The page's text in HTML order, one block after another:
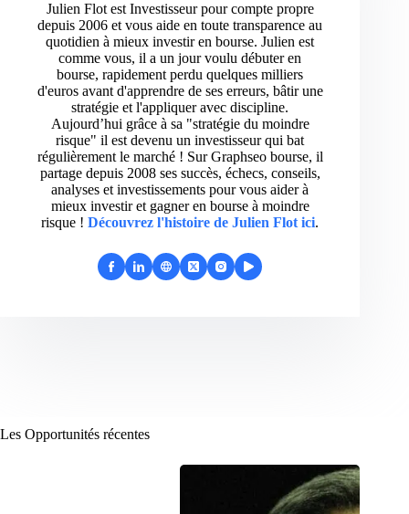
Julien Flot est Investisseur pour compte propre
depuis 2006 et vous aide en toute transparence au
quotidien à mieux investir en bourse. Julien est
comme vous, il a un jour voulu débuter en
bourse, rapidement perdu quelques milliers
d'euros avant d'apprendre de ses erreurs, bâtir une
stratégie et l'appliquer avec discipline.
Aujourd’hui grâce à sa "stratégie du moindre
risque" il est devenu un investisseur qui bat
régulièrement le marché ! Sur Graphseo bourse, il
partage depuis 2008 ses succès, échecs, conseils,
analyses et investissements pour vous aider à
mieux investir et gagner en bourse à moindre
risque ! Découvrez l'histoire de Julien Flot ici.
Les Opportunités récentes